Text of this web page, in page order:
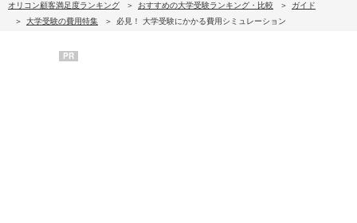
オリコン顧客満足度ランキング おすすめの大学受験ランキング・比較
ガイド
大学受験の費用特集
必見！ 大学受験にかかる費用シミュレーション
PR